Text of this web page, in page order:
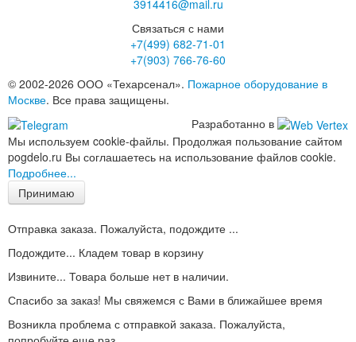
3914416@mail.ru
Связаться с нами
+7(499) 682-71-01
+7(903) 766-76-60
© 2002-2026 ООО «Техарсенал». Пожарное оборудование в
Москве. Все права защищены.
Разработанно в
Мы используем cookie-файлы. Продолжая пользование сайтом
pogdelo.ru Вы соглашаетесь на использование файлов cookie.
Подробнее...
Принимаю
Отправка заказа. Пожалуйста, подождите ...
Подождите... Кладем товар в корзину
Извините... Товара больше нет в наличии.
Спасибо за заказ! Мы свяжемся с Вами в ближайшее время
Возникла проблема с отправкой заказа. Пожалуйста,